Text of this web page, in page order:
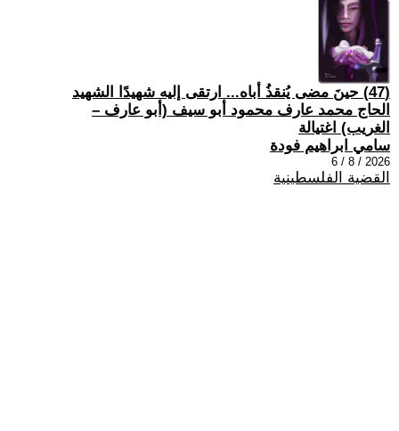
(47) حينَ مضى يُنقذُ أباه... ارتقى إليه شهيدًا الشهيد
الحاج محمد عارف محمود أبو سيف (أبو عارف –
الغريب) اغتيالة
سامي ابراهيم فودة
2026 / 8 / 6
القضية الفلسطينية